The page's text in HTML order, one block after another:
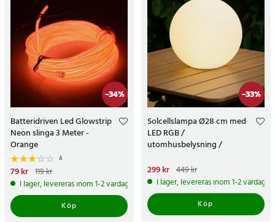
-34%
Batteridriven Led Glowstrip
Neon slinga 3 Meter -
Orange
4
Nuvarande pris
pris:119 kr
79 kr 119 kr
I lager, levereras inom 1-2 vardagar
Köp
-33%
Solcellslampa Ø28 cm med
LED RGB /
utomhusbelysning /
dekorationslampa
Nuvarande pris
pris:449 kr
299 kr 449 kr
I lager, levereras inom 1-2 vardagar
Köp